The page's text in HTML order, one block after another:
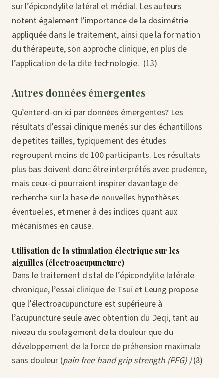
sur l’épicondylite latéral et médial. Les auteurs
notent également l’importance de la dosimétrie
appliquée dans le traitement, ainsi que la formation
du thérapeute, son approche clinique, en plus de
l’application de la dite technologie. (13)
Autres données émergentes
Qu’entend-on ici par données émergentes? Les
résultats d’essai clinique menés sur des échantillons
de petites tailles, typiquement des études
regroupant moins de 100 participants. Les résultats
plus bas doivent donc être interprétés avec prudence,
mais ceux-ci pourraient inspirer davantage de
recherche sur la base de nouvelles hypothèses
éventuelles, et mener à des indices quant aux
mécanismes en cause.
Utilisation de la stimulation électrique sur les
aiguilles (électroacupuncture)
Dans le traitement distal de l’épicondylite latérale
chronique, l’essai clinique de Tsui et Leung propose
que l’électroacupuncture est supérieure à
l’acupuncture seule avec obtention du Deqi, tant au
niveau du soulagement de la douleur que du
développement de la force de préhension maximale
sans douleur (pain free hand grip strength (PFG) )(8)